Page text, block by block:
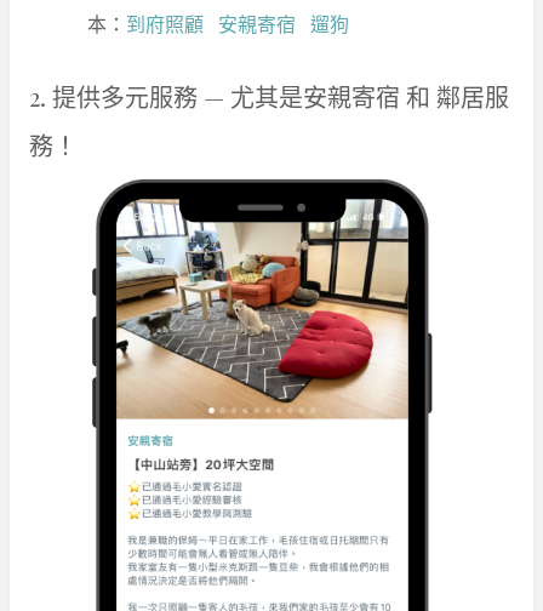
本： 到府照顧 安親寄宿 遛狗
2. 提供多元服務 — 尤其是安親寄宿 和 鄰居服
務！